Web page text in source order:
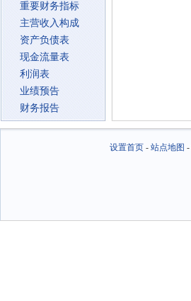
重要财务指标
主营收入构成
资产负债表
现金流量表
利润表
业绩预告
财务报告
设置首页- 站点地图 -